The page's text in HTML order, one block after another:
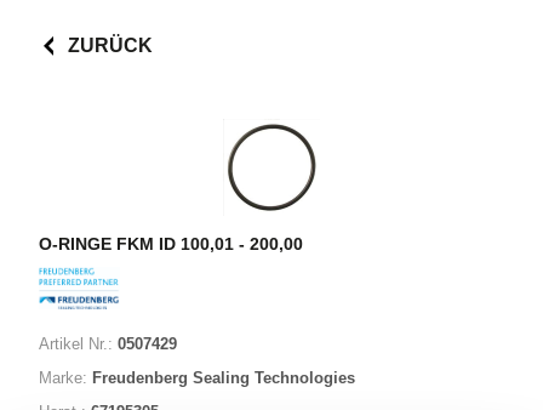
ZURÜCK
O-RINGE FKM ID 100,01 - 200,00
Artikel Nr.: 0507429
Marke: Freudenberg Sealing Technologies